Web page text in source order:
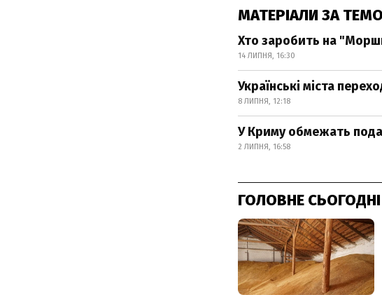
МАТЕРІАЛИ ЗА
Хто заробить на
14 ЛИПНЯ, 16:30
Українські міста
8 ЛИПНЯ, 12:18
У Криму обмежать
2 ЛИПНЯ, 16:58
ГОЛОВНЕ СЬОГОДНІ